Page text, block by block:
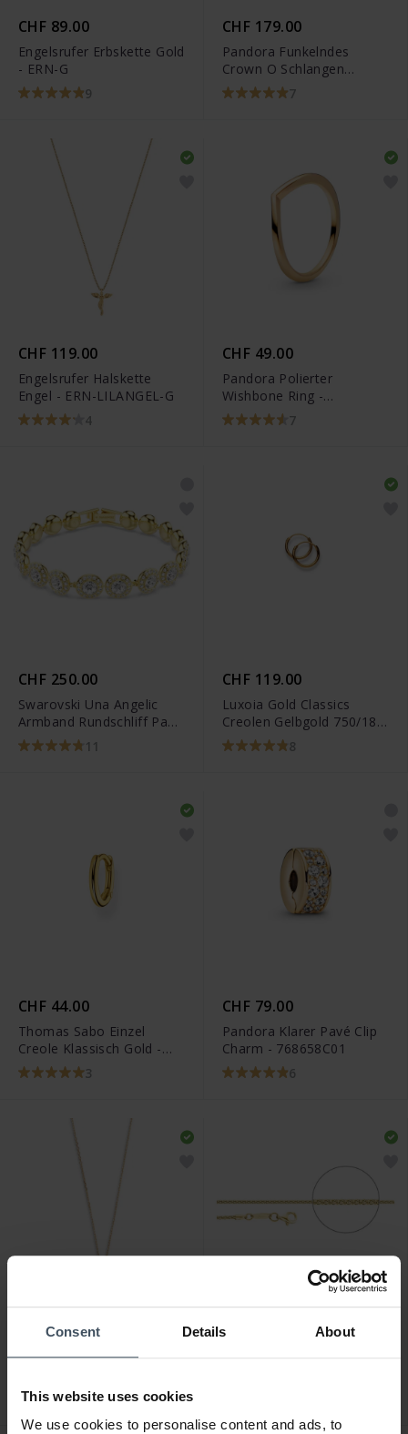
Consent Details About
This website uses cookies
We use cookies to personalise content and ads, to
CHF 89.00
Engelsrufer Erbskette Gold
- ERN-G
9
CHF 179.00
Pandora Funkelndes
Crown O Schlangen
Gliederarmband -
569046C01
7
CHF 119.00
Engelsrufer Halskette
Engel - ERN-LILANGEL-G
4
CHF 49.00
Pandora Polierter
Wishbone Ring -
168742C007
CHF 250.00
Swarovski Una Angelic
Armband Rundschliff Pavé
Mittel Weiss
Goldlegierungsschicht -
11
CHF 119.00
Luxoia Gold Classics
Creolen Gelbgold 750/18k
- 1164.04348
8
CHF 44.00
Thomas Sabo Einzel
Creole Klassisch Gold -
CR660-413-39
3
CHF 79.00
Pandora Klarer Pavé Clip
Charm - 768658C01
6
CHF 69.00
Xenox Wanderlust
5
CHF 78.00